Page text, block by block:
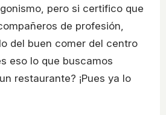
pero si certifico que
de profesión,
del buen comer del centro
eso lo que buscamos
restaurante? ¡Pues ya lo